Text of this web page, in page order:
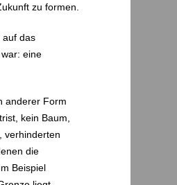
zu formen.
auf das
eine
anderer Form
kein Baum,
verhinderten
die
Beispiel